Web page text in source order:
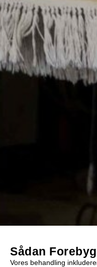
Sådan
Vores behandling